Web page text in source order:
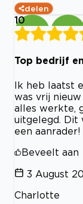
delen
10
Top bedrijf
Ik heb laatst
was vrij
alles werkte,
uitgelegd. Dit
een aanrader!
Beveelt aan
3 August
Charlotte